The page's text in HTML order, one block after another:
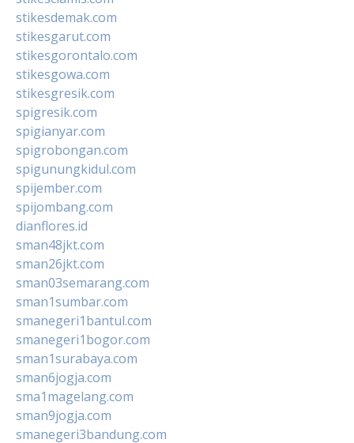
stikesdemak.com
stikesgarut.com
stikesgorontalo.com
stikesgowa.com
stikesgresik.com
spigresik.com
spigianyar.com
spigrobongan.com
spigunungkidul.com
spijember.com
spijombang.com
dianflores.id
sman48jkt.com
sman26jkt.com
sman03semarang.com
sman1sumbar.com
smanegeri1bantul.com
smanegeri1bogor.com
sman1surabaya.com
sman6jogja.com
sma1magelang.com
sman9jogja.com
smanegeri3bandung.com